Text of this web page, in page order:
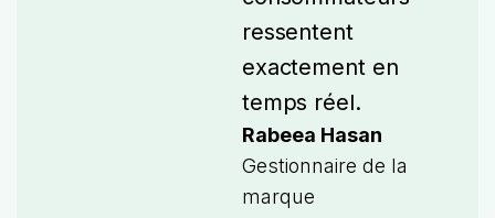
ressentent
exactement en
temps réel.
Rabeea Hasan
Gestionnaire de la
marque